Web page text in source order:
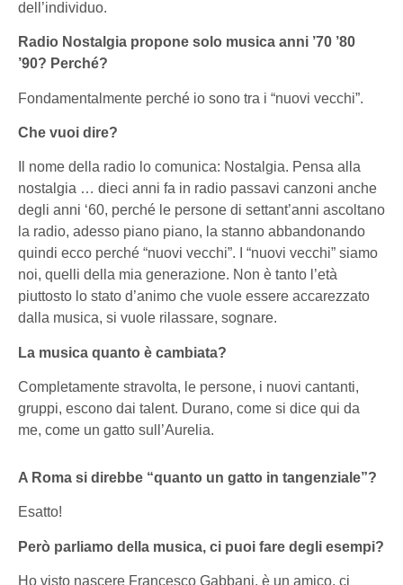
dell’individuo.
Radio Nostalgia propone solo musica anni ’70 ’80
’90? Perché?
Fondamentalmente perché io sono tra i “nuovi vecchi”.
Che vuoi dire?
Il nome della radio lo comunica: Nostalgia. Pensa alla
nostalgia … dieci anni fa in radio passavi canzoni anche
degli anni ‘60, perché le persone di settant’anni ascoltano
la radio, adesso piano piano, la stanno abbandonando
quindi ecco perché “nuovi vecchi”. I “nuovi vecchi” siamo
noi, quelli della mia generazione. Non è tanto l’età
piuttosto lo stato d’animo che vuole essere accarezzato
dalla musica, si vuole rilassare, sognare.
La musica quanto è cambiata?
Completamente stravolta, le persone, i nuovi cantanti,
gruppi, escono dai talent. Durano, come si dice qui da
me, come un gatto sull’Aurelia.
A Roma si direbbe “quanto un gatto in tangenziale”?
Esatto!
Però parliamo della musica, ci puoi fare degli esempi?
Ho visto nascere Francesco Gabbani, è un amico, ci